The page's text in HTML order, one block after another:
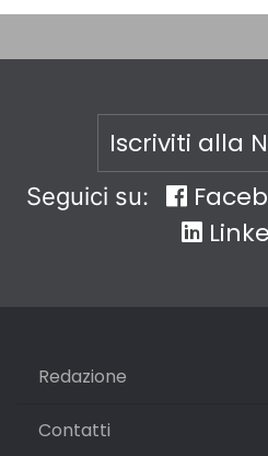
Iscriviti alla
Seguici su:
Redazione
Contatti